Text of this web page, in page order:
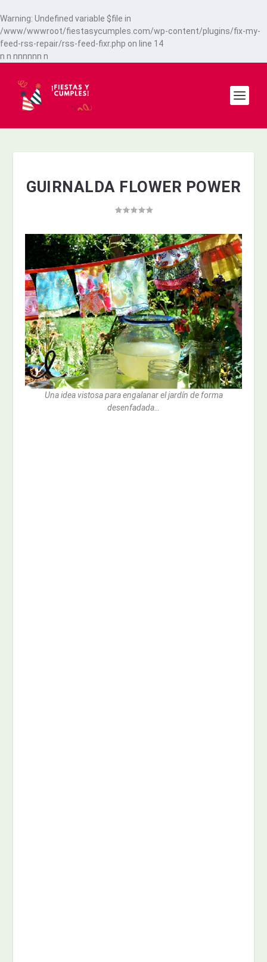
Warning: Undefined variable $file in
/www/wwwroot/fiestasycumples.com/wp-content/plugins/fix-my-
feed-rss-repair/rss-feed-fixr.php on line 14
n n nnnnnn n
GUIRNALDA FLOWER POWER
Una idea vistosa para engalanar el jardín de forma
desenfadada…